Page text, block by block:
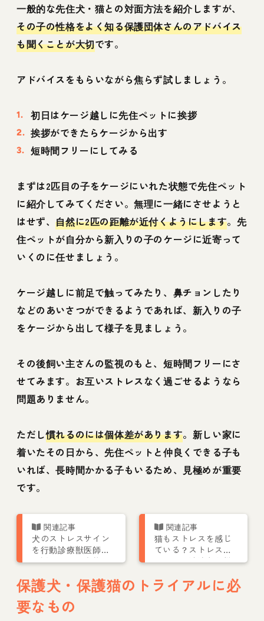
一般的な先住犬・猫との対面方法を紹介しますが、
その子の性格をよく知る保護団体さんのアドバイス
も聞くことが大切です。
アドバイスをもらいながら焦らず試しましょう。
初日はケージ越しに先住ペットに挨拶
挨拶ができたらケージから出す
短時間フリーにしてみる
まずは2匹目の子をケージにいれた状態で先住ペット
に紹介してみてください。無理に一緒にさせようと
はせず、自然に2匹の距離が近付くようにします。先
住ペットが自分から新入りの子のケージに近寄って
いくのに任せましょう。
ケージ越しに前足で触ってみたり、鼻チョンしたり
などのあいさつができるようであれば、新入りの子
をケージから出して様子を見ましょう。
その後飼い主さんの監視のもと、短時間フリーにさ
せてみます。お互いストレスなく過ごせるようなら
問題ありません。
ただし慣れるのには個体差があります。新しい家に
着いたその日から、先住ペットと仲良くできる子も
いれば、長時間かかる子もいるため、見極めが重要
です。
犬のストレスサイン
を行動診療獣医師が
解説！原因や症状、
介
猫もストレスを感じ
ている？ストレスサ
インや解消法など獣
保護犬・保護猫のトライアルに必
要なもの